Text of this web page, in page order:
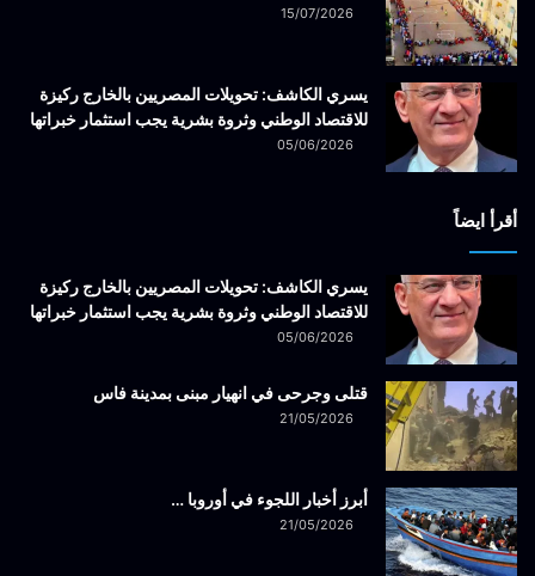
15/07/2026
يسري الكاشف: تحويلات المصريين بالخارج ركيزة
للاقتصاد الوطني وثروة بشرية يجب استثمار خبراتها
05/06/2026
أقرأ ايضاً
يسري الكاشف: تحويلات المصريين بالخارج ركيزة
للاقتصاد الوطني وثروة بشرية يجب استثمار خبراتها
05/06/2026
قتلى وجرحى في انهيار مبنى بمدينة فاس
21/05/2026
أبرز أخبار اللجوء في أوروبا …
21/05/2026